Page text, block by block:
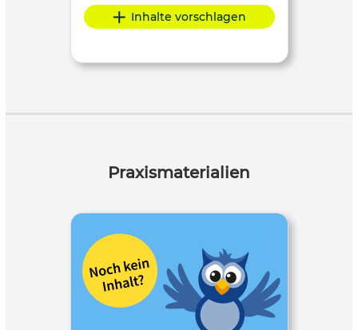
Inhalte vorschlagen
Praxismaterialien